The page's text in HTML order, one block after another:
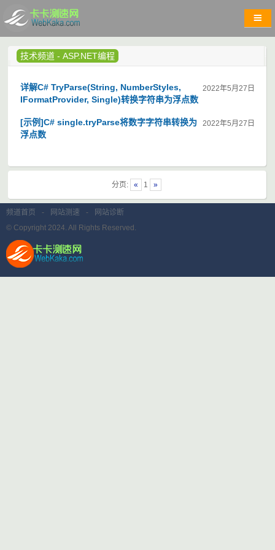
技术频道 -ASP.NET编程
2022年5月27日
详解C# TryParse(String, NumberStyles,
IFormatProvider, Single)转换字符串为浮点数
2022年5月27日
[示例]C# single.tryParse将数字字符串转换为
浮点数
分页: « 1 »
频道首页 - 网站测速 -
网站诊断
© Copyright 2024. All Rights Reserved.